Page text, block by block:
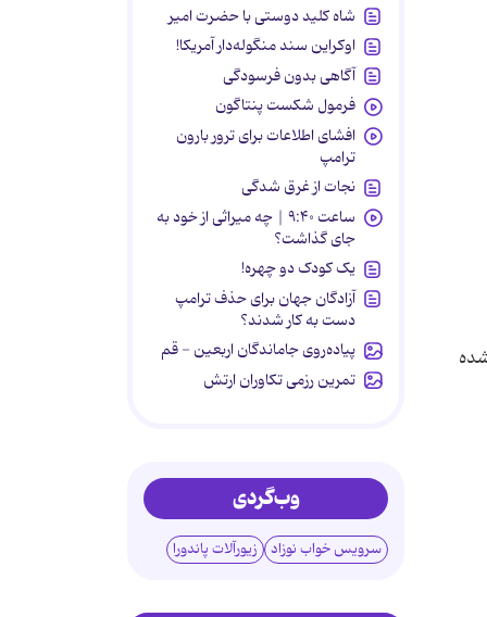
شاه کلید دوستی با حضرت امیر
اوکراین سند منگوله‌دار آمریکا!
آگاهی بدون فرسودگی
فرمول شکست پنتاگون
افشای اطلاعات برای ترور بارون
ترامپ
نجات از غرق شدگی
ساعت ۹:۴۰ | چه میراثی از خود به
جای گذاشت؟
یک کودک دو چهره!
آزادگان جهان برای حذف ترامپ
دست به کار شدند؟
پیاده‌روی جاماندگان اربعین - قم
تمرین رزمی تکاوران ارتش
وب‌گردی
سرویس خواب نوزاد زیورآلات پاندورا